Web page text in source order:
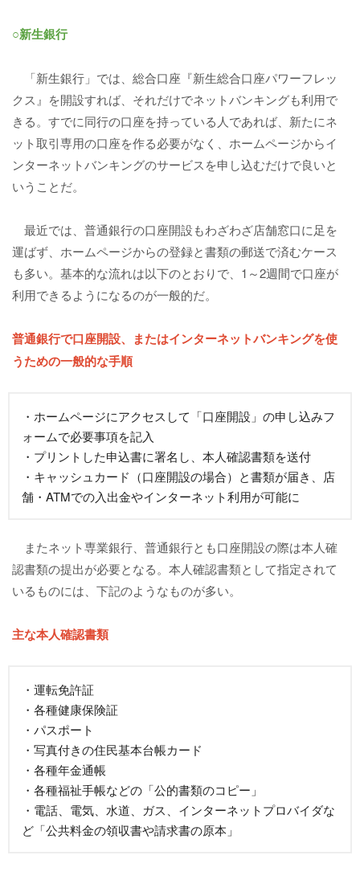
○新生銀行
「新生銀行」では、総合口座『新生総合口座パワーフレッ
クス』を開設すれば、それだけでネットバンキングも利用で
きる。すでに同行の口座を持っている人であれば、新たにネ
ット取引専用の口座を作る必要がなく、ホームページからイ
ンターネットバンキングのサービスを申し込むだけで良いと
いうことだ。
最近では、普通銀行の口座開設もわざわざ店舗窓口に足を
運ばず、ホームページからの登録と書類の郵送で済むケース
も多い。基本的な流れは以下のとおりで、1～2週間で口座が
利用できるようになるのが一般的だ。
普通銀行で口座開設、またはインターネットバンキングを使
うための一般的な手順
・ホームページにアクセスして「口座開設」の申し込みフ
ォームで必要事項を記入
・プリントした申込書に署名し、本人確認書類を送付
・キャッシュカード（口座開設の場合）と書類が届き、店
舗・ATMでの入出金やインターネット利用が可能に
またネット専業銀行、普通銀行とも口座開設の際は本人確
認書類の提出が必要となる。本人確認書類として指定されて
いるものには、下記のようなものが多い。
主な本人確認書類
・運転免許証
・各種健康保険証
・パスポート
・写真付きの住民基本台帳カード
・各種年金通帳
・各種福祉手帳などの「公的書類のコピー」
・電話、電気、水道、ガス、インターネットプロバイダな
ど「公共料金の領収書や請求書の原本」